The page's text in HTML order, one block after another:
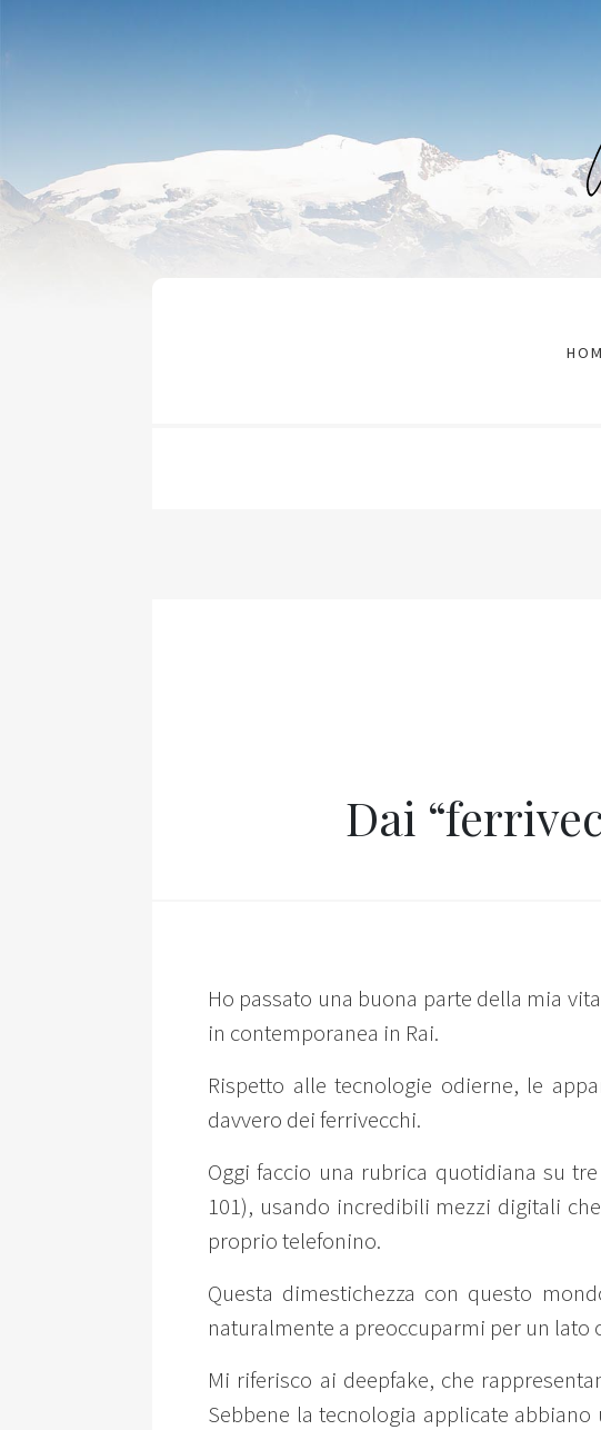
Dai
Ho passato una buona parte della mia
in contemporanea in Rai.
Rispetto alle tecnologie odierne, le
davvero dei ferrivecchi.
Oggi faccio una rubrica quotidiana su
101), usando incredibili mezzi digitali
proprio telefonino.
Questa dimestichezza con questo
naturalmente a preoccuparmi per un lato
Mi riferisco ai deepfake, che
Sebbene la tecnologia applicate